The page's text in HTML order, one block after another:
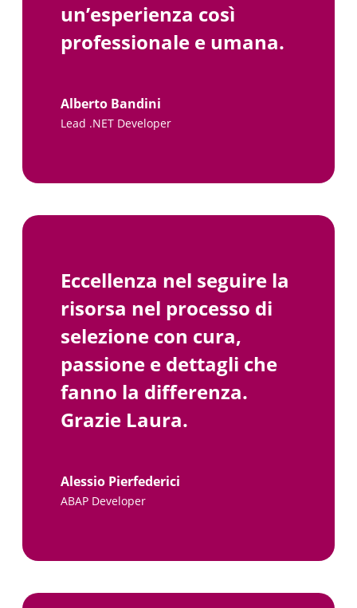
un’esperienza così
professionale e umana.
Alberto Bandini
Lead .NET Developer
Eccellenza nel seguire la
risorsa nel processo di
selezione con cura,
passione e dettagli che
fanno la differenza.
Grazie Laura.
Alessio Pierfederici
ABAP Developer